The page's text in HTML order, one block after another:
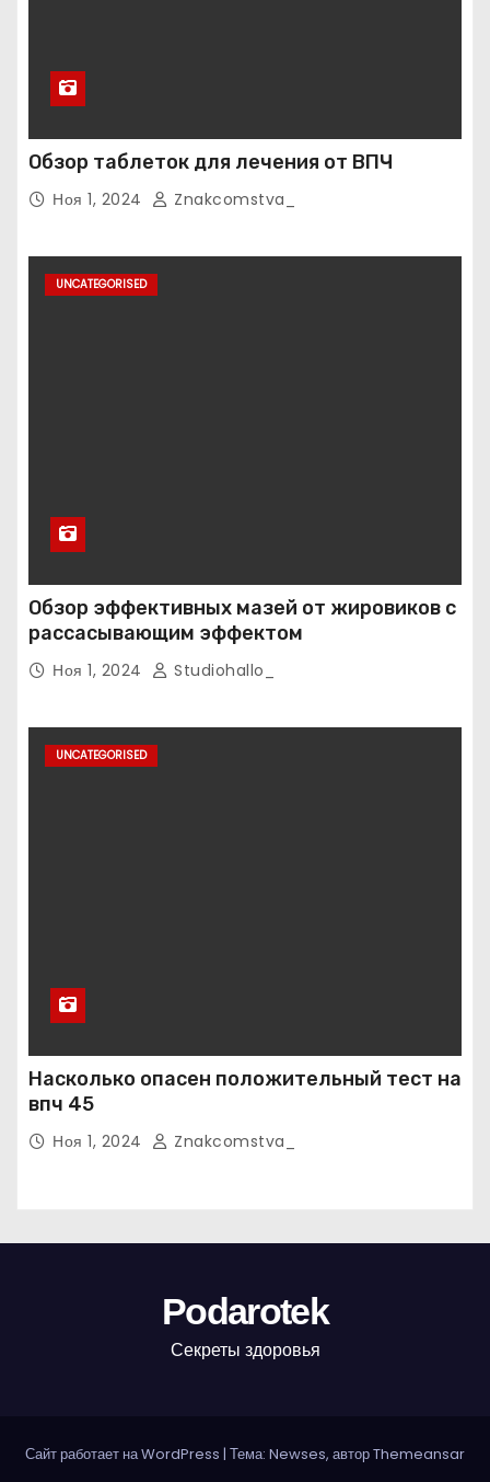
Обзор таблеток для лечения от ВПЧ
Ноя 1, 2024 Znakcomstva_
UNCATEGORISED
Обзор эффективных мазей от жировиков с
рассасывающим эффектом
Ноя 1, 2024 Studiohallo_
UNCATEGORISED
Насколько опасен положительный тест на
впч 45
Ноя 1, 2024 Znakcomstva_
Podarotek
Секреты здоровья
Сайт работает на WordPress | Тема: Newses, авторThemeansar